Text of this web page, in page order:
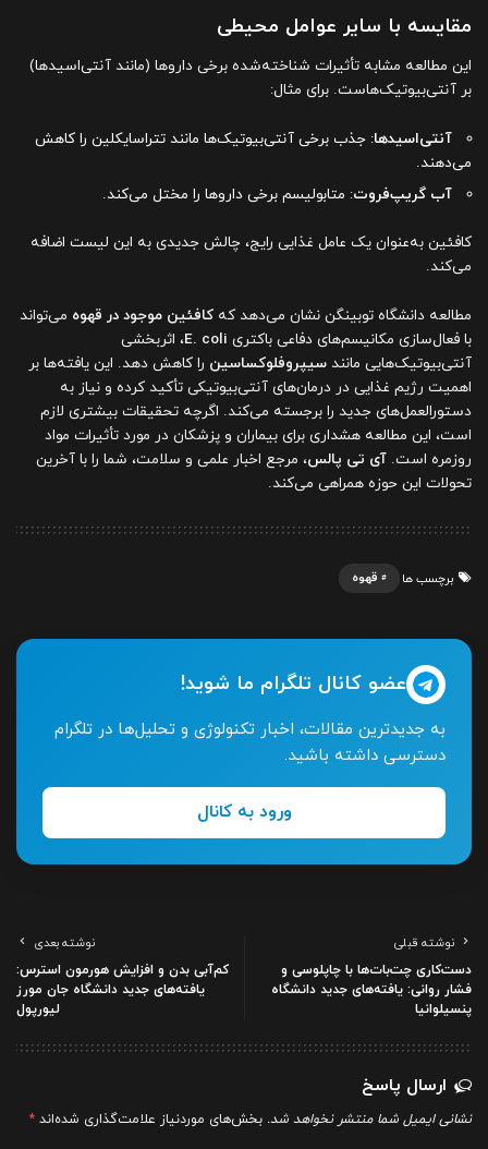
مقایسه با سایر عوامل محیطی
این مطالعه مشابه تأثیرات شناخته‌شده برخی داروها (مانند آنتی‌اسیدها)
بر آنتی‌بیوتیک‌هاست. برای مثال:
آنتی‌اسیدها: جذب برخی آنتی‌بیوتیک‌ها مانند تتراسایکلین را کاهش
می‌دهند.
آب گریپ‌فروت: متابولیسم برخی داروها را مختل می‌کند.
کافئین به‌عنوان یک عامل غذایی رایج، چالش جدیدی به این لیست اضافه
می‌کند.
مطالعه دانشگاه توبینگن نشان می‌دهد که کافئین موجود در قهوه می‌تواند
با فعال‌سازی مکانیسم‌های دفاعی باکتری E. coli، اثربخشی
آنتی‌بیوتیک‌هایی مانند سیپروفلوکساسین را کاهش دهد. این یافته‌ها بر
اهمیت رژیم غذایی در درمان‌های آنتی‌بیوتیکی تأکید کرده و نیاز به
دستورالعمل‌های جدید را برجسته می‌کند. اگرچه تحقیقات بیشتری لازم
است، این مطالعه هشداری برای بیماران و پزشکان در مورد تأثیرات مواد
روزمره است. آی تی پالس، مرجع اخبار علمی و سلامت، شما را با آخرین
تحولات این حوزه همراهی می‌کند.
برچسب ها قهوه
عضو کانال تلگرام ما شوید!
به جدیدترین مقالات، اخبار تکنولوژی و تحلیل‌ها در تلگرام
دسترسی داشته باشید.
ورود به کانال
نوشته قبلی
دست‌کاری چت‌بات‌ها با چاپلوسی و
فشار روانی: یافته‌های جدید دانشگاه
پنسیلوانیا
نوشته بعدی
کم‌آبی بدن و افزایش هورمون استرس:
یافته‌های جدید دانشگاه جان مورز
لیورپول
ارسال پاسخ
نشانی ایمیل شما منتشر نخواهد شد. بخش‌های موردنیاز علامت‌گذاری شده‌اند *